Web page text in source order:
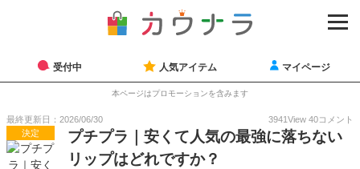
受付中 人気アイテム マイページ
本ページはプロモーションを含みます
最終更新日：2026/06/30 3941View 40コメント
決定
プチプラ｜安くて人気の最強に落ちない
リップはどれですか？